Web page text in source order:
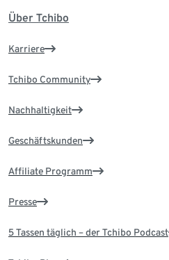
Über Tchibo
Karriere
Tchibo Community
Nachhaltigkeit
Geschäftskunden
Affiliate Programm
Presse
5 Tassen täglich – der Tchibo Podcast